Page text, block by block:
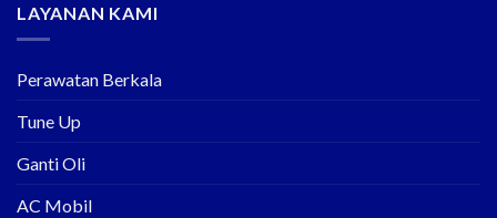
LAYANAN KAMI
Perawatan Berkala
Tune Up
Ganti Oli
AC Mobil